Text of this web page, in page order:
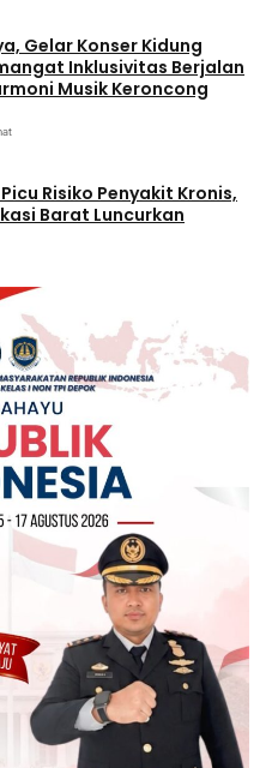
Gelar Konser Kidung
Inklusivitas Berjalan
Musik Keroncong
Risiko Penyakit Kronis,
Barat Luncurkan